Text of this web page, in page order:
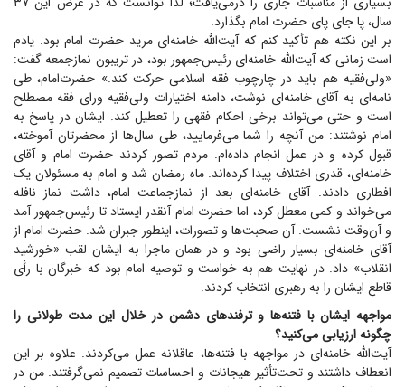
سال، پا جای پای حضرت امام بگذارد.
بر این نکته هم تأکید کنم که آیت‌الله خامنه‌ای مرید حضرت امام بود. یادم
است زمانی که آیت‌الله خامنه‌ای رئیس‌جمهور بود، در تریبون نمازجمعه گفت:
«ولی‌فقیه هم باید در چارچوب فقه اسلامی حرکت کند.» حضرت‌امام، طی
نامه‌ای به آقای خامنه‌ای نوشت، دامنه اختیارات ولی‌فقیه ورای فقه مصطلح
است و حتی می‌تواند برخی احکام فقهی را تعطیل کند. ایشان در پاسخ به
امام نوشتند: من آنچه را شما می‌فرمایید، طی سال‌ها از محضرتان آموخته،
قبول کرده و در عمل انجام داده‌ام. مردم تصور کردند حضرت امام و آقای
خامنه‌ای، قدری اختلاف پیدا کرده‌اند. ماه رمضان شد و امام به مسئولان یک
افطاری دادند. آقای خامنه‌ای بعد از نمازجماعت امام، داشت نماز نافله
می‌خواند و کمی معطل کرد، اما حضرت امام آنقدر ایستاد تا رئیس‌جمهور آمد
و آن‌وقت نشست. آن صحبت‌ها و تصورات، اینطور جبران شد. حضرت امام از
آقای خامنه‌ای بسیار راضی بود و در همان ماجرا به ایشان لقب «خورشید
انقلاب» داد. در نهایت هم به خواست و توصیه امام بود که خبرگان با رأی
قاطع ایشان را به رهبری انتخاب کردند.
مواجهه ایشان با فتنه‌ها و ترفند‌های دشمن در خلال این مدت طولانی را
چگونه ارزیابی می‌کنید؟
آیت‌الله خامنه‌ای در مواجهه با فتنه‌ها، عاقلانه عمل می‌کردند. علاوه بر این
انعطاف داشتند و تحت‌تأثیر هیجانات و احساسات تصمیم نمی‌گرفتند. من در